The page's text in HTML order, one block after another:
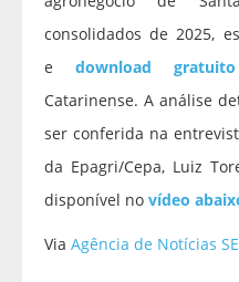
consolidados de 2025,
e download gratuito
Catarinense. A análise
ser conferida na
da Epagri/Cepa, Luiz
disponível no vídeo
Via Agência de Notícias